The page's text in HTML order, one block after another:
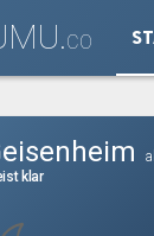
CO
klar